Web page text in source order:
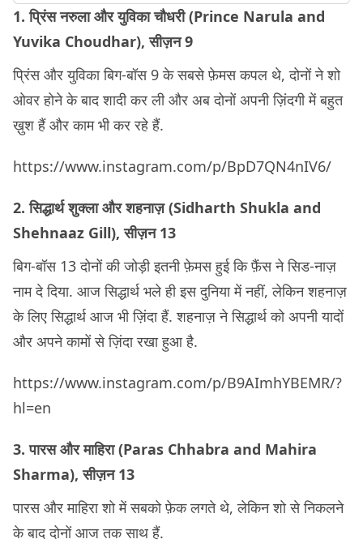
1. प्रिंस नरुला और युविका चौधरी (Prince Narula and
Yuvika Choudhar), सीज़न 9
प्रिंस और युविका बिग-बॉस 9 के सबसे फ़ेमस कपल थे, दोनों ने शो
ओवर होने के बाद शादी कर ली और अब दोनों अपनी ज़िंदगी में बहुत
ख़ुश हैं और काम भी कर रहे हैं.
https://www.instagram.com/p/BpD7QN4nIV6/
2. सिद्धार्थ शुक्ला और शहनाज़ (Sidharth Shukla and
Shehnaaz Gill), सीज़न 13
बिग-बॉस 13 दोनों की जोड़ी इतनी फ़ेमस हुई कि फ़ैंस ने सिड-नाज़
नाम दे दिया. आज सिद्धार्थ भले ही इस दुनिया में नहीं, लेकिन शहनाज़
के लिए सिद्धार्थ आज भी ज़िंदा हैं. शहनाज़ ने सिद्धार्थ को अपनी यादों
और अपने कामों से ज़िंदा रखा हुआ है.
https://www.instagram.com/p/B9AImhYBEMR/?
hl=en
3. पारस और माहिरा (Paras Chhabra and Mahira
Sharma), सीज़न 13
पारस और माहिरा शो में सबको फ़ेक लगते थे, लेकिन शो से निकलने
के बाद दोनों आज तक साथ हैं.